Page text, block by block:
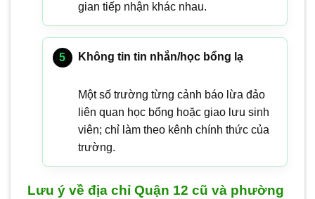
gian tiếp nhận khác nhau.
Không tin tin nhắn/học bổng lạ
Một số trường từng cảnh báo lừa đảo
liên quan học bổng hoặc giao lưu sinh
viên; chỉ làm theo kênh chính thức của
trường.
Lưu ý về địa chỉ Quận 12 cũ và phường